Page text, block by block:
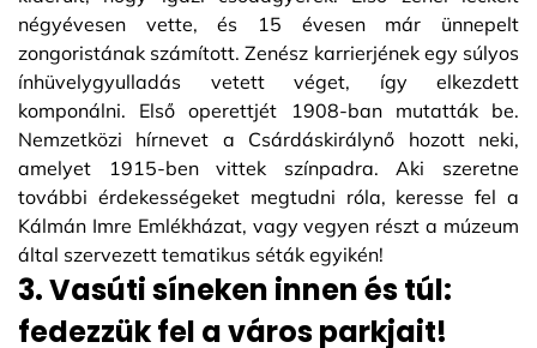
négyévesen vette, és 15 évesen már ünnepelt
zongoristának számított. Zenész karrierjének egy súlyos
ínhüvelygyulladás vetett véget, így elkezdett
komponálni. Első operettjét 1908-ban mutatták be.
Nemzetközi hírnevet a Csárdáskirálynő hozott neki,
amelyet 1915-ben vittek színpadra. Aki szeretne
további érdekességeket megtudni róla, keresse fel a
Kálmán Imre Emlékházat, vagy vegyen részt a múzeum
által szervezett tematikus séták egyikén!
3. Vasúti síneken innen és túl:
fedezzük fel a város parkjait!